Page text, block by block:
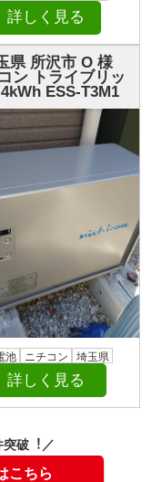
詳しく見る
県 所沢市 О 様
ン トライブリッ
ESS-T3M1
池 ニチコン 埼玉県
詳しく見る
破︕／
こちら